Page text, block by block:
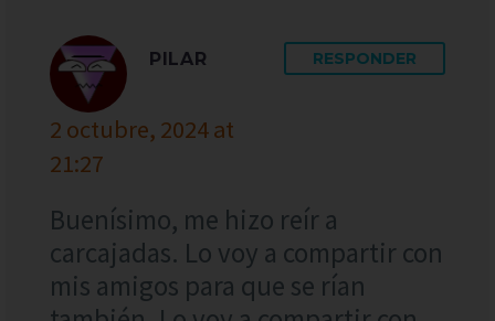
PILAR
2 octubre, 2024 at
21:27
RESPONDER
Buenísimo, me hizo reír a
carcajadas. Lo voy a compartir con
mis amigos para que se rían